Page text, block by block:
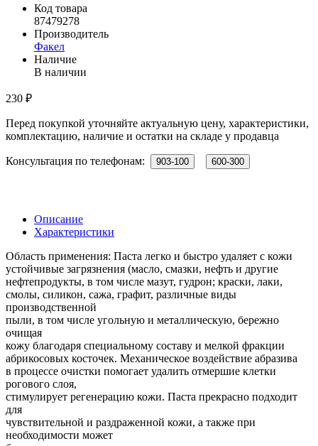
Код товара
87479278
Производитель
Факел
Наличие
В наличии
230 ₽
Перед покупкой уточняйте актуальную цену, характеристики,
комплектацию, наличие и остатки на складе у продавца
Консультация по телефонам: 903-100 600-300
Описание
Характеристики
Область применения: Паста легко и быстро удаляет с кожи
устойчивые загрязнения (масло, смазки, нефть и другие
нефтепродукты, в том числе мазут, гудрон; краски, лаки,
смолы, силикон, сажа, графит, различные виды
производственной
пыли, в том числе угольную и металлическую, бережно
очищая
кожу благодаря специальному составу и мелкой фракции
абрикосовых косточек. Механическое воздействие абразива
в процессе очистки помогает удалить отмершие клетки
рогового слоя,
стимулирует регенерацию кожи. Паста прекрасно подходит
для
чувствительной и раздраженной кожи, а также при
необходимости может